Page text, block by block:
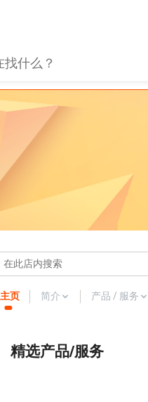
主页 简介 产品 / 服务
精选产品/服务